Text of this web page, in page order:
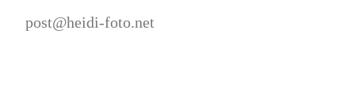
post@heidi-foto.net